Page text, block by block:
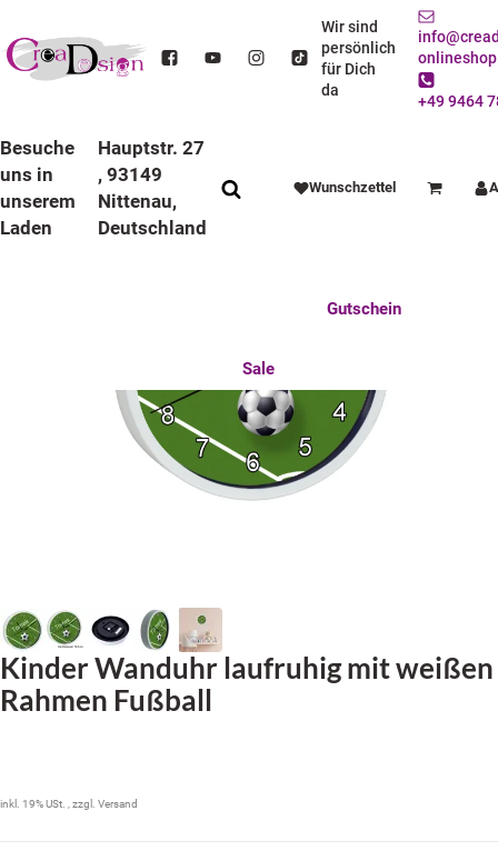
Wir sind
persönlich
für Dich
da
+49 9464
Besuche
uns in
unserem
Laden
Hauptstr. 27
, 93149
Nittenau,
Deutschland
Wunschzettel Warenkorb
Gutschein
Sale
KINDER WANDUHR LAUFRUHIG MIT BUNTEN RAHMEN FUSSBALL
Kinder Wanduhr laufruhig mit weißen
Rahmen Fußball
inkl. 19% USt. , zzgl. Versand